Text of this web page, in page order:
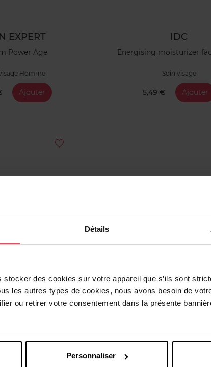
Détails
stocker des cookies sur votre appareil que s’ils sont
les autres types de cookies, nous avons besoin de
ou retirer votre consentement dans la présente
Personnaliser
EXPERT
Power Age
Homme
Ajouter
IDC
Energising moisturizer
Soin visage
5,49 € Ajouter
EXPERT
Control Gel Nettoyant
MEN EXPERT
Men Expert Hydra